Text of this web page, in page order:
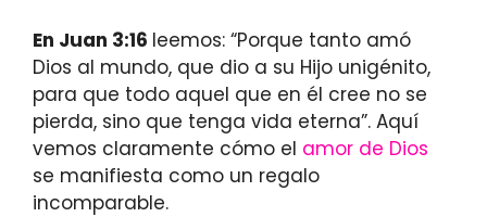
En Juan 3:16 leemos: “Porque tanto amó
Dios al mundo, que dio a su Hijo unigénito,
para que todo aquel que en él cree no se
pierda, sino que tenga vida eterna”. Aquí
vemos claramente cómo el amor de Dios
se manifiesta como un regalo
incomparable.